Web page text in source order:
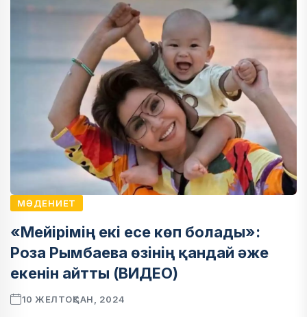
МӘДЕНИЕТ
«Мейірімің екі есе көп болады»:
Роза Рымбаева өзінің қандай әже
екенін айтты (ВИДЕО)
10 ЖЕЛТОҚСАН, 2024